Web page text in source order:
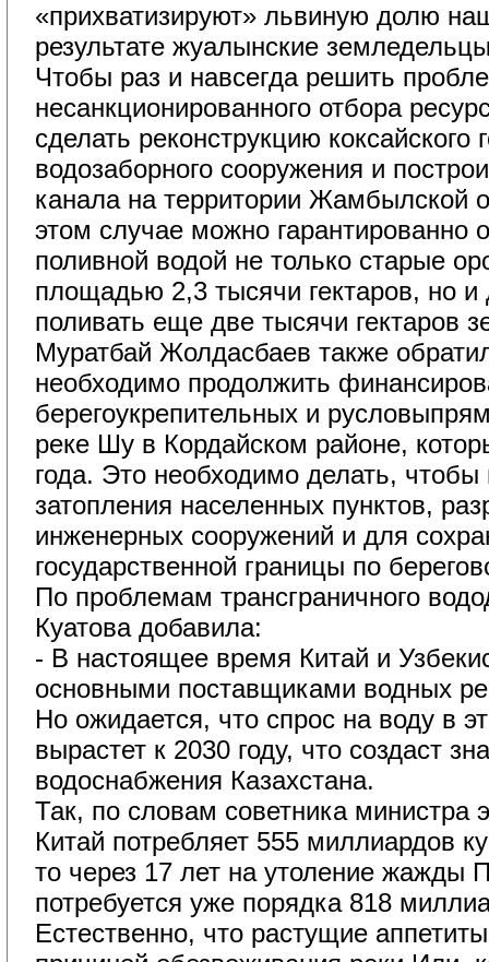
«прихватизируют» львиную долю
результате жуалынские
Чтобы раз и навсегда решить
несанкционированного отбора
сделать реконструкцию коксайского
водозаборного сооружения и
канала на территории Жамбылской
этом случае можно гарантированно
поливной водой не только старые
площадью 2,3 тысячи гектаров, но и
поливать еще две тысячи гектаров
Муратбай Жолдасбаев также
необходимо продолжить
берегоукрепительных и
реке Шу в Кордайском районе,
года. Это необходимо делать, чтобы
затопления населенных пунктов,
инженерных сооружений и для
государственной границы по
По проблемам трансграничного
Куатова добавила:
- В настоящее время Китай и
основными поставщиками водных
Но ожидается, что спрос на воду в
вырастет к 2030 году, что создаст
водоснабжения Казахстана.
Так, по словам советника министра
Китай потребляет 555 миллиардов
то через 17 лет на утоление жажды
потребуется уже порядка 818
Естественно, что растущие